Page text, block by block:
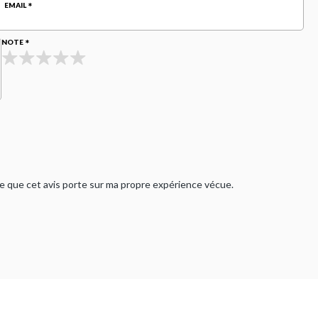
EMAIL
NOTE
que cet avis porte sur ma propre expérience vécue.